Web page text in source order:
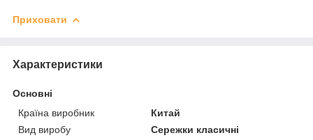
Приховати
Характеристики
Основні
Країна виробник
Китай
Вид виробу
Сережки класичні